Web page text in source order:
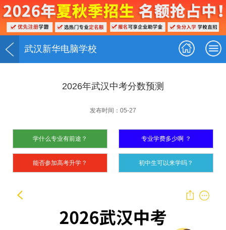
武汉新华电脑学校
2026年武汉中考分数预测
发布时间：05-27
学什么专业有前途？
能否参加高考升学？
专业学费多少啊 ？
初中生可以来学吗？